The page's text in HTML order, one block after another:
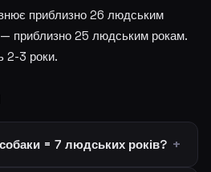
приблизно 26 людським
приблизно 25 людським рокам.
2-3 роки.
= 7 людських років?